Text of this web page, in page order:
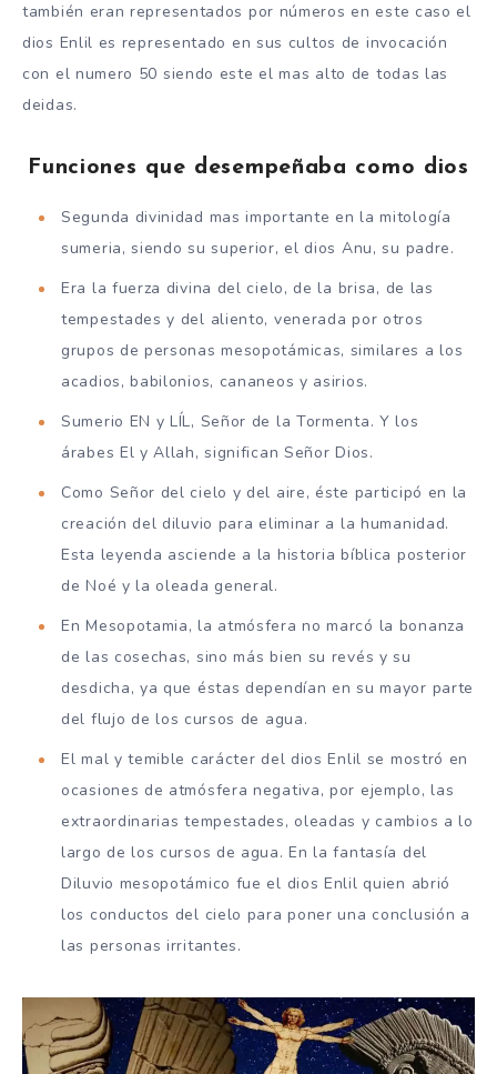
también eran representados por números en este caso el
dios Enlil es representado en sus cultos de invocación
con el numero 50 siendo este el mas alto de todas las
deidas.
Funciones que desempeñaba como dios
Segunda divinidad mas importante en la mitología
sumeria, siendo su superior, el dios Anu, su padre.
Era la fuerza divina del cielo, de la brisa, de las
tempestades y del aliento, venerada por otros
grupos de personas mesopotámicas, similares a los
acadios, babilonios, cananeos y asirios.
Sumerio EN y LÍL, Señor de la Tormenta. Y los
árabes El y Allah, significan Señor Dios.
Como Señor del cielo y del aire, éste participó en la
creación del diluvio para eliminar a la humanidad.
Esta leyenda asciende a la historia bíblica posterior
de Noé y la oleada general.
En Mesopotamia, la atmósfera no marcó la bonanza
de las cosechas, sino más bien su revés y su
desdicha, ya que éstas dependían en su mayor parte
del flujo de los cursos de agua.
El mal y temible carácter del dios Enlil se mostró en
ocasiones de atmósfera negativa, por ejemplo, las
extraordinarias tempestades, oleadas y cambios a lo
largo de los cursos de agua. En la fantasía del
Diluvio mesopotámico fue el dios Enlil quien abrió
los conductos del cielo para poner una conclusión a
las personas irritantes.